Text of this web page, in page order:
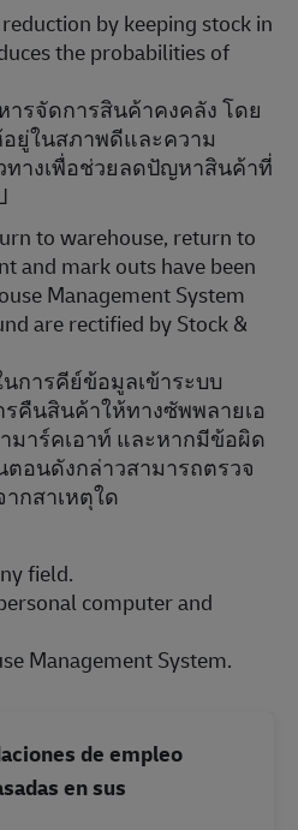
by keeping stock in
the probabilities of
รจัดการสินค้าคงคลัง โดย
ยู่ในสภาพดีและความ
ทางเพื่อช่วยลดปัญหาสินค้าที่
to warehouse, return to
and mark outs have been
Management System
are rectified by Stock &
การคีย์ข้อมูลเข้าระบบ
คืนสินค้าให้ทางซัพพลายเอ
มาร์คเอาท์ และหากมีข้อผิด
อนดังกล่าวสามารถตรวจ
กสาเหตุใด
field.
computer and
Management System.
de empleo
en sus